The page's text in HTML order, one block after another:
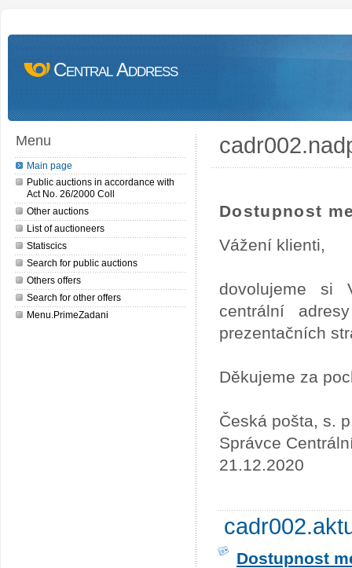
Central Address
Menu
Main page
Public auctions in accordance with
Act No. 26/2000 Coll
Other auctions
List of auctioneers
Statiscics
Search for public auctions
Others offers
Search for other offers
Menu.PrimeZadani
Dostupnost
Vážení klienti,
dovolujeme si
centrální
prezentačních
Děkujeme za
Česká pošta, s.
Správce
21.12.2020
Dostupnost